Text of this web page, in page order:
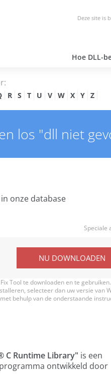
Deze site is
Hoe DLL-
R S T U V W X Y Z
los "dll niet
onze database
Speciale
NU DOWNLOADEN
Tool te downloaden en te
selecteer dan uw versie van
behulp van de onderstaande
C Runtime Library" is een
programma ontwikkeld door